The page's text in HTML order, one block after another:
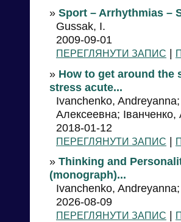
» Sport – Arrhythmias –
Gussak, I.
2009-09-01
ПЕРЕГЛЯНУТИ ЗАПИС |
» How to get around the
stress acute...
Ivanchenko,
Алексеевна;
2018-01-12
ПЕРЕГЛЯНУТИ ЗАПИС |
» Thinking and
(monograph)...
Ivanchenko,
2026-08-09
ПЕРЕГЛЯНУТИ ЗАПИС |